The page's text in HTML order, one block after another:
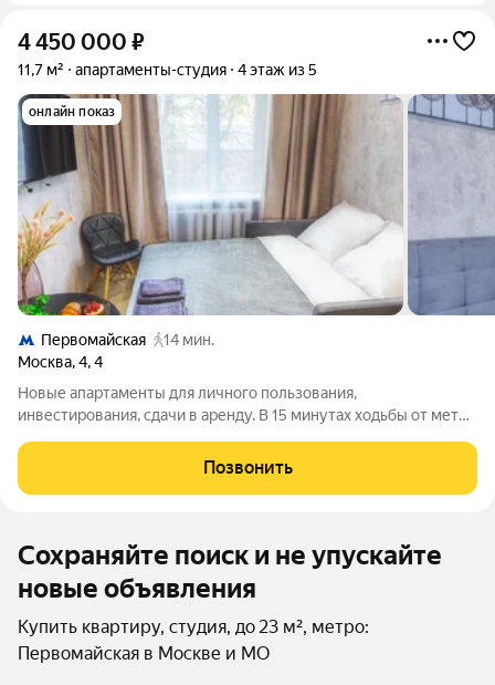
4 450 000 ₽
11,7 м² апартаменты-студия 4 этаж из 5
онлайн показ
Первомайская
14 мин.
Москва,4,4
Новые апартаменты для личного пользования,
инвестирования, сдачи в аренду. В 15 минутах ходьбы от метро
м; 5-этажное кирпичное жилое здание с отдельной входной
группой в помещения-студии.
Позвонить
Сохраняйте поиск и не упускайте
новые объявления
Купить квартиру, студия, до 23 м², метро:
Первомайская в Москве и МО